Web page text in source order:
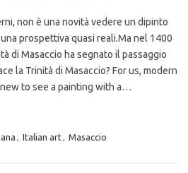
non è una novità vedere un dipinto
prospettiva quasi reali.Ma nel 1400
di Masaccio ha segnato il passaggio
la Trinità di Masaccio? For us, modern
to see a painting with a…
Italian art Masaccio